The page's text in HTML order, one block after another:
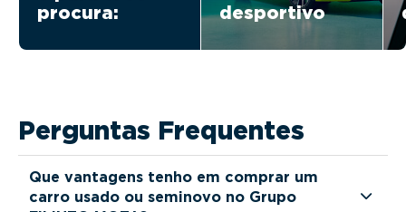
procura:
desportivo
Perguntas Frequentes
Que vantagens tenho em comprar um
carro usado ou seminovo no Grupo